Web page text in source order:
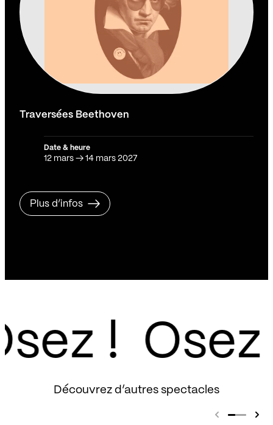
Traversées Beethoven
Date & heure
12 mars → 14 mars 2027
Plus d’infos
!
Découvrez d’autres spectacles